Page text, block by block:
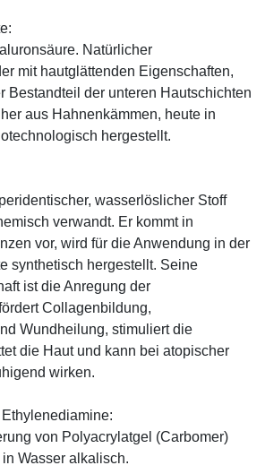
Natürlicher
mit hautglättenden Eigenschaften,
Bestandteil der unteren Hautschichten
aus Hahnenkämmen, heute in
hergestellt.
wasserlöslicher Stoff
verwandt. Er kommt in
vor, wird für die Anwendung in der
synthetisch hergestellt. Seine
ist die Anregung der
Collagenbildung,
Wundheilung, stimuliert die
die Haut und kann bei atopischer
wirken.
von Polyacrylatgel (Carbomer)
Wasser alkalisch.